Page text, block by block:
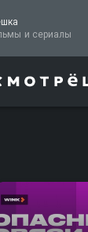
ТВ, фильмы и сериалы